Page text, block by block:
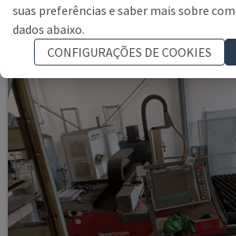
suas preferências e saber mais sobre
dados abaixo.
CONFIGURAÇÕES DE COOKIES